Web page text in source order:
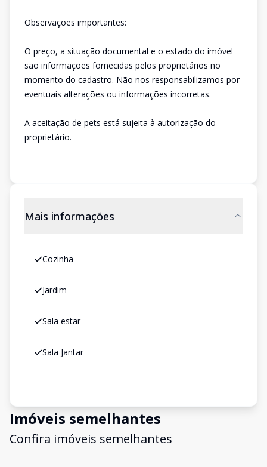
Observações importantes:
O preço, a situação documental e o estado do imóvel
são informações fornecidas pelos proprietários no
momento do cadastro. Não nos responsabilizamos por
eventuais alterações ou informações incorretas.
A aceitação de pets está sujeita à autorização do
proprietário.
Mais informações
Cozinha
Jardim
Sala estar
Sala Jantar
Imóveis semelhantes
Confira imóveis semelhantes